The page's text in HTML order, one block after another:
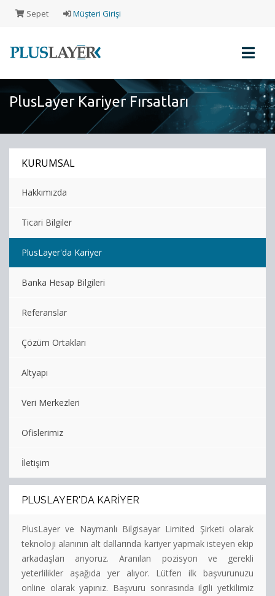
Sepet Müşteri Girişi
Müşteri
Girişi
Yeni
Kaydı
Alışveriş
Sepeti
Alan
Hosting
Kurumsal
Hizmetleri
Hizmetler
Kurumsal
İletişim
PlusLayer Kariyer Fırsatları
KURUMSAL
Hakkımızda
Ticari Bilgiler
PlusLayer'da Kariyer
Banka Hesap Bilgileri
Referanslar
Çözüm Ortakları
Altyapı
Veri Merkezleri
Ofislerimiz
İletişim
PLUSLAYER'DA KARIYER
PlusLayer ve Naymanlı Bilgisayar Limited Şirketi olarak
teknoloji alanının alt dallarında kariyer yapmak isteyen ekip
arkadaşları arıyoruz. Aranılan pozisyon ve gerekli
yeterlilikler aşağıda yer alıyor. Lütfen ilk başvurunuzu
online olarak yapınız. Başvuru sonrasında ilgili yetkilimiz